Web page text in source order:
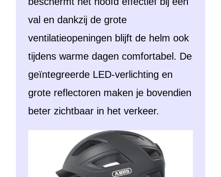
val en dankzij de grote
ventilatieopeningen blijft de helm ook
tijdens warme dagen comfortabel. De
geïntegreerde LED-verlichting en
grote reflectoren maken je bovendien
beter zichtbaar in het verkeer.